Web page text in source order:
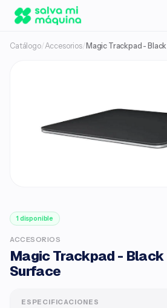
Catálogo/Accesorios/ Magic Trackpad -
1 disponible
ACCESORIOS
Magic Trackpad -
Surface ​​​​​​​
ESPECIFICACIONES